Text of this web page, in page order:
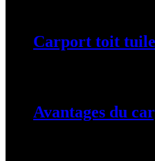
Carport toit
Avantages du